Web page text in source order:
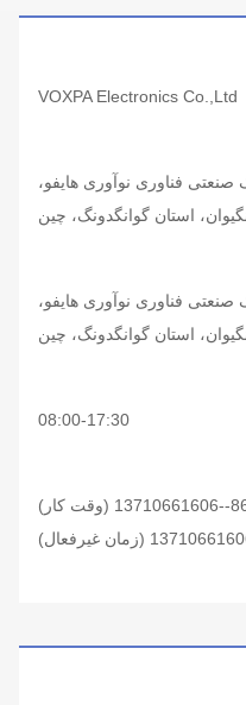
VOXPA Electronics Co.,Ltd
ساختمان 5، پارک صنعتی فناوری نوآوری هایفو،
استان گوانگدونگ، چین
ساختمان 5، پارک صنعتی فناوری نوآوری هایفو،
استان گوانگدونگ، چین
08:00-17:30
(وقت کار)